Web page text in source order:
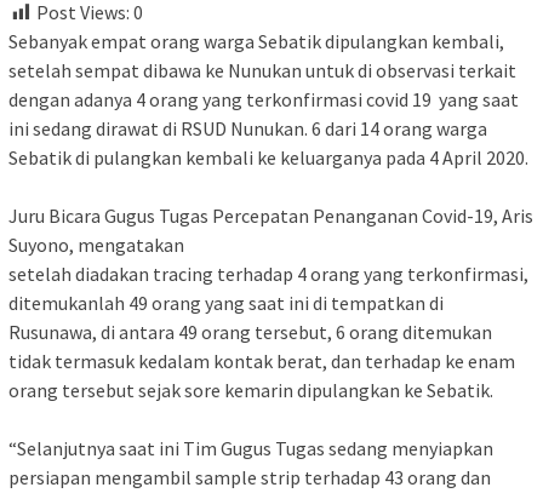
Post Views: 0
Sebanyak empat orang warga Sebatik dipulangkan kembali,
setelah sempat dibawa ke Nunukan untuk di observasi terkait
dengan adanya 4 orang yang terkonfirmasi covid 19 yang saat
ini sedang dirawat di RSUD Nunukan. 6 dari 14 orang warga
Sebatik di pulangkan kembali ke keluarganya pada 4 April 2020.
Juru Bicara Gugus Tugas Percepatan Penanganan Covid-19, Aris
Suyono, mengatakan
setelah diadakan tracing terhadap 4 orang yang terkonfirmasi,
ditemukanlah 49 orang yang saat ini di tempatkan di
Rusunawa, di antara 49 orang tersebut, 6 orang ditemukan
tidak termasuk kedalam kontak berat, dan terhadap ke enam
orang tersebut sejak sore kemarin dipulangkan ke Sebatik.
“Selanjutnya saat ini Tim Gugus Tugas sedang menyiapkan
persiapan mengambil sample strip terhadap 43 orang dan